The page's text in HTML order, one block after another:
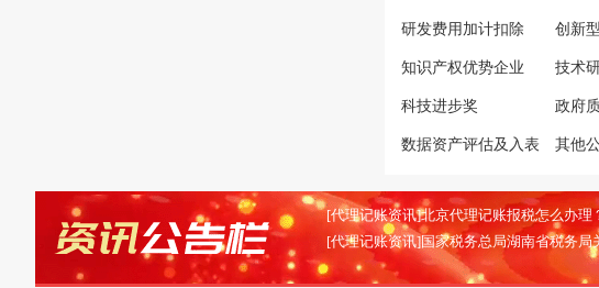
研发费用加计扣除 创新
知识产权优势企业 技术
科技进步奖 政府
数据资产评估及入表 其他